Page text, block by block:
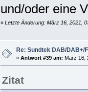
und/oder eine
« Letzte Änderung: März 16, 2021,
Re: Sundtek DAB/DAB+/
« Antwort #39 am: März 16,
Zitat